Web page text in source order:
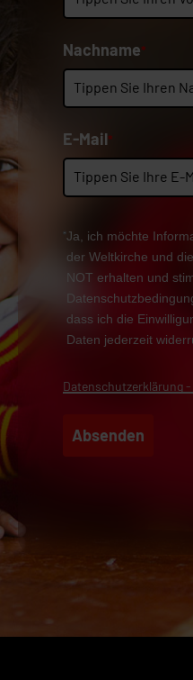
Nachname*
E-Mail*
Ja, ich möchte
der Weltkirche und
NOT erhalten und
dass ich die
Daten jederzeit
Datenschutzerklärung -
Absenden